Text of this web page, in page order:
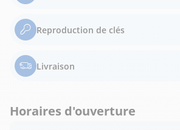
Reproduction de clés
Livraison
Horaires d'ouverture